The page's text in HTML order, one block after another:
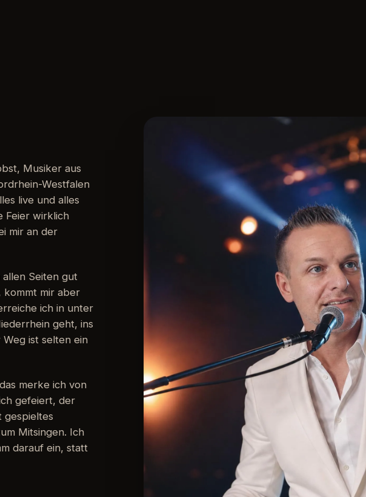
Musiker aus
Westfalen
live und alles
Feier wirklich
mir an der
Seiten gut
kommt mir aber
ich in unter
geht, ins
ist selten ein
merke ich von
gefeiert, der
gespieltes
Mitsingen. Ich
darauf ein, statt